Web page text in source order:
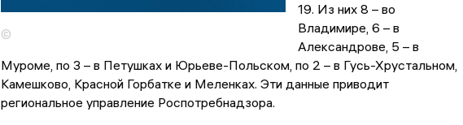
©
19. Из них 8 – во
Владимире, 6 – в
Александрове, 5 – в
Муроме, по 3 – в Петушках и Юрьеве-Польском, по 2 – в Гусь-Хрустальном,
Камешково, Красной Горбатке и Меленках. Эти данные приводит
региональное управление Роспотребнадзора.